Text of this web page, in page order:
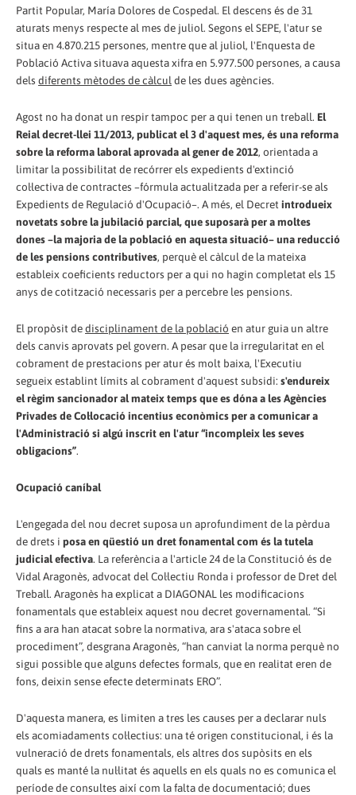
Partit Popular, María Dolores de Cospedal. El descens és de 31
aturats menys respecte al mes de juliol. Segons el SEPE, l'atur se
situa en 4.870.215 persones, mentre que al juliol, l'Enquesta de
Població Activa situava aquesta xifra en 5.977.500 persones, a causa
dels diferents mètodes de càlcul de les dues agències.
Agost no ha donat un respir tampoc per a qui tenen un treball. El
Reial decret-llei 11/2013, publicat el 3 d'aquest mes, és una reforma
sobre la reforma laboral aprovada al gener de 2012, orientada a
limitar la possibilitat de recórrer els expedients d'extinció
col·lectiva de contractes –fórmula actualitzada per a referir-se als
Expedients de Regu­­lació d'Ocupació–. A més, el Decret introdueix
novetats sobre la jubilació parcial, que suposarà per a moltes
dones –la majoria de la població en aquesta situació– una reducció
de les pensions contributives, perquè el càlcul de la mateixa
estableix coeficients reductors per a qui no hagin completat els 15
anys de cotització necessaris per a percebre les pensions.
El propòsit dedisciplinament de la població en atur guia un altre
dels canvis aprovats pel govern. A pesar que la irregularitat en el
cobrament de prestacions per atur és molt baixa, l'Executiu
segueix establint límits al cobrament d'aquest subsidi: s'endureix
el règim sancionador al mateix temps que es dóna a les Agències
Privades de Col·locació incentius econòmics per a comunicar a
l'Administració si algú inscrit en l'atur “incompleix les seves
obligacions”.
Ocupació caníbal
L'engegada del nou decret suposa un aprofundiment de la pèrdua
de drets i posa en qüestió un dret fonamental com és la tutela
judicial efectiva. La referència a l'article 24 de la Constitució és de
Vidal Aragonès, advocat del Col·lectiu Ronda i professor de Dret del
Treball. Ara­go­nès ha explicat a DIAGONAL les modificacions
fonamentals que estableix aquest nou decret governamental. “Si
fins a ara han atacat sobre la normativa, ara s'ataca sobre el
procediment”, desgrana Aragonès, “han canviat la norma perquè no
sigui possible que alguns defectes formals, que en realitat eren de
fons, deixin sense efecte determinats ERO”.
D'aquesta manera, es limiten a tres les causes per a declarar nuls
els acomiadaments col·lectius: una té origen constitucional, i és la
vulneració de drets fonamentals, els altres dos supòsits en els
quals es manté la nul·litat és aquells en els quals no es comunica el
període de consultes així com la falta de documentació; dues